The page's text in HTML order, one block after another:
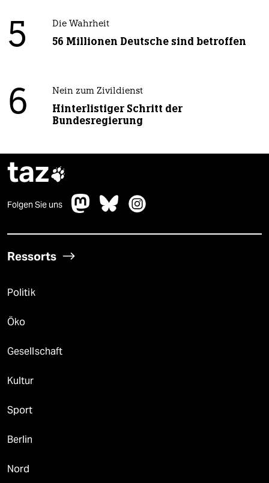
5 Die Wahrheit
56 Millionen Deutsche sind betroffen
6 Nein zum Zivildienst
Hinterlistiger Schritt der
Bundesregierung
taz
Folgen Sie uns
Ressorts
Politik
Öko
Gesellschaft
Kultur
Sport
Berlin
Nord